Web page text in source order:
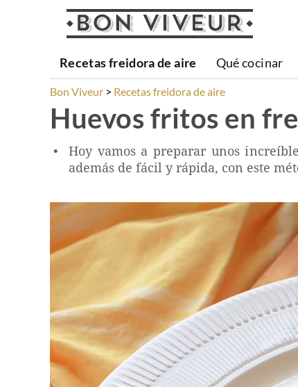
Recetas freidora de aire Qué cocinar
Bon Viveur Recetas freidora de aire
Huevos fritos en
Hoy vamos a preparar unos
además de fácil y rápida, con este